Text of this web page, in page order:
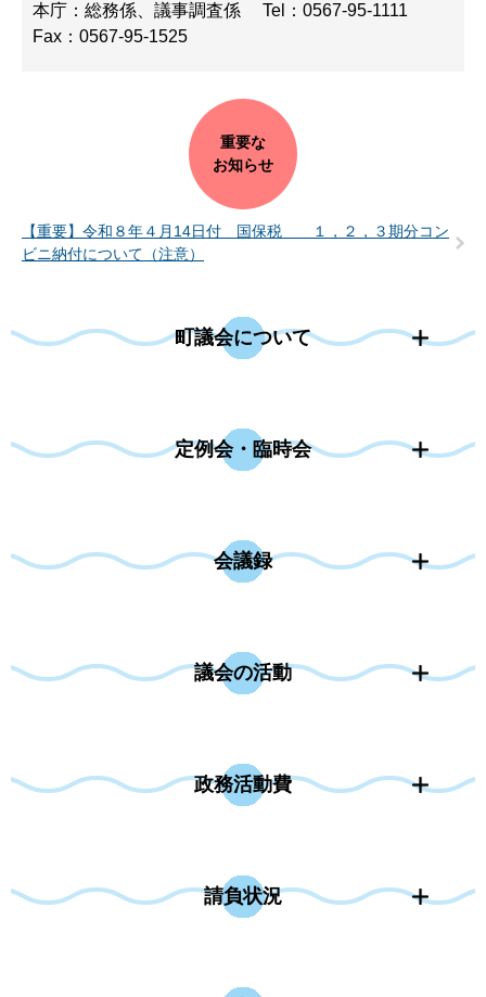
本庁：総務係、議事調査係
Tel：0567-95-1111
Fax：0567-95-1525
重要な
お知らせ
【重要】令和８年４月14日付 国保税 １，２，３期分コン
ビニ納付について（注意）
町議会について
定例会・臨時会
会議録
議会の活動
政務活動費
請負状況